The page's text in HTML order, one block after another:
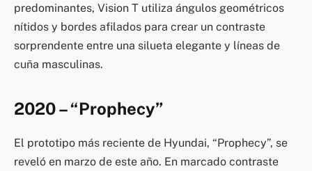
predominantes, Vision T utiliza ángulos geométricos
nítidos y bordes afilados para crear un contraste
sorprendente entre una silueta elegante y líneas de
cuña masculinas.
2020 – “Prophecy”
El prototipo más reciente de Hyundai, “Prophecy”, se
reveló en marzo de este año. En marcado contraste